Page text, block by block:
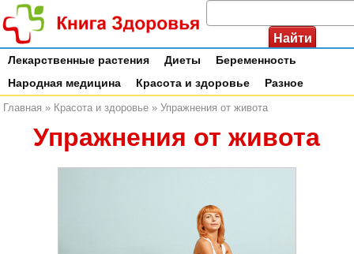
Лекарственные растения Диеты
Беременность
Народная медицина
Красота и здоровье Разное
Главная » Красота и здоровье » Упражнения от живота
Упражнения от живота